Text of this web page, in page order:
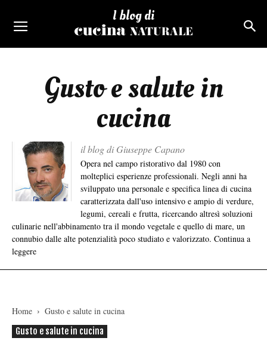
I blog di
Gusto e salute in
cucina
il blog di Giuseppe Capano
Opera nel campo ristorativo dal 1980 con
molteplici esperienze professionali. Negli anni ha
sviluppato una personale e specifica linea di cucina
caratterizzata dall'uso intensivo e ampio di verdure,
legumi, cereali e frutta, ricercando altresì soluzioni
culinarie nell'abbinamento tra il mondo vegetale e quello di mare, un
connubio dalle alte potenzialità poco studiato e valorizzato. Continua a
leggere
Home
Gusto e salute in cucina
Gusto e salute in cucina